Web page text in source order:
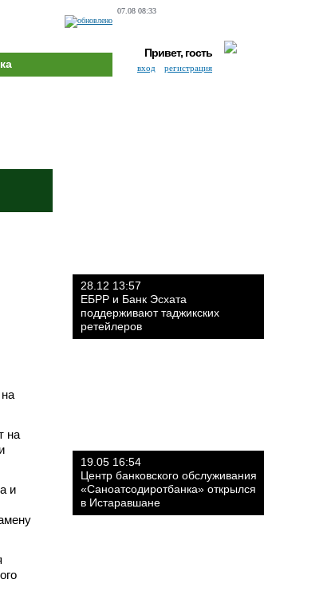
07.08 08:33
Привет, гость
вход регистрация
на
и
28.12 13:57
ЕБРР и Банк Эсхата
поддерживают таджикских
ретейлеров
19.05 16:54
Центр банковского обслуживания
«Саноатсодиротбанка» открылся
в Истаравшане